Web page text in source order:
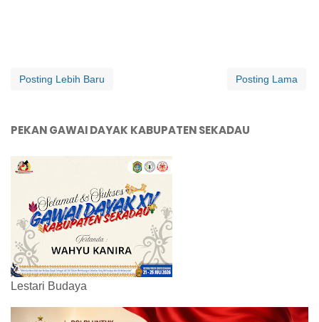
Posting Lebih Baru Posting Lama
PEKAN GAWAI DAYAK KABUPATEN SEKADAU
Lestari Budaya